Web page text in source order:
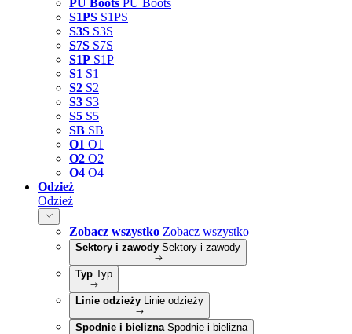
S1PS S1PS
S3S S3S
S7S S7S
S1P S1P
S1 S1
S2 S2
S3 S3
S5 S5
SB SB
O1 O1
O2 O2
O4 O4
Odzież
Odzież
Zobacz wszystko Zobacz wszystko
Sektory i zawody Sektory i zawody
Typ Typ
Linie odzieży Linie odzieży
Spodnie i bielizna Spodnie i bielizna